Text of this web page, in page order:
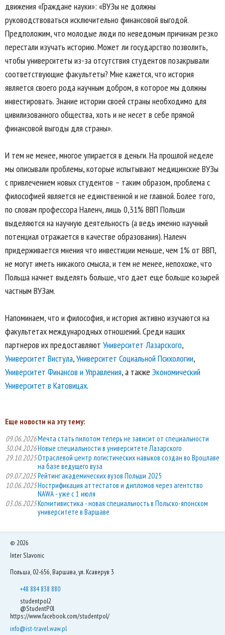
движения «Граждане науки»: «ВУЗы не должны
руководствоваться исключительно финансовой выгодой.
Предположим, что молодые люди по неведомым причинам резко
перестали изучать историю. Может ли государство позволить,
чтобы университеты из-за отсутствия студентов позакрывали
соответствующие факультеты? Мне кажется, что история
является своего рода научным добром, в которое мы должны
инвестировать. Знание истории своей страны необходимо для
цивилизованного общества, хоть и не несет в себе прямой
финансовой выгоды для страны».
И тем не менее, многое упирается в деньги. На прошлой неделе
мы описывали проблемы, которые испытывают медицинские ВУЗы
с привлечением новых студентов – таким образом, проблема с
философией является не единственной и не главной. Более того,
по словам профессора Наленч, лишь 0,31% ВВП Польши
выделяются на научную деятельность (а ведь именно научный
потенциал отражается в качестве образования). Наленч
придерживается мнения что инвестиции меньше, чем 1% от ВВП,
не могут иметь никакого смысла, и тем не менее, непохоже, что
Польша начнет выделять больше, что дает еще больше козырей
частным ВУЗам.
Напоминаем, что и философия, и история активно изучаются на
факультетах международных отношений. Среди наших
партнеров их предоставляют Университет Лазарского,
Университет Вистула,Университет Социальной Психологии,
Университет Финансов и Управления, а также Экономический
Университет в Катовицах.
Еще новости на эту тему:
09.06.2026Мечта стать пилотом теперь не зависит от специальности
30.04.2026Новые специальности в университете Лазарского
29.10.2025Отраслевой центр логистических навыков создан во Вроцлаве
на базе ведущего вуза
09.07.2025Рейтинг академических вузов Польши 2025
10.06.2025Нострификация аттестатов и дипломов через агентство
NAWA - уже с 1 июля
03.06.2025Когнитивистика - новая специальность в Польско-японском
университете в Варшаве
© 2026
Inter Slavonic
Польша, 02-656, Варшава, ул. Ксаверув 3
+48 884 838 880
studentpol2
@StudentP0l
https://www.facebook.com/studentpol/
info@ist-travel.waw.pl